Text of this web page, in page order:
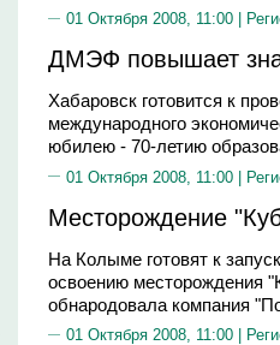
01 Октября 2008, 11:00 |
ДМЭФ повышает
Хабаровск готовится к
международного
юбилею - 70-летию
01 Октября 2008, 11:00 |
Месторождение
На Колыме готовят к
освоению месторождения
обнародовала компания
01 Октября 2008, 11:00 |